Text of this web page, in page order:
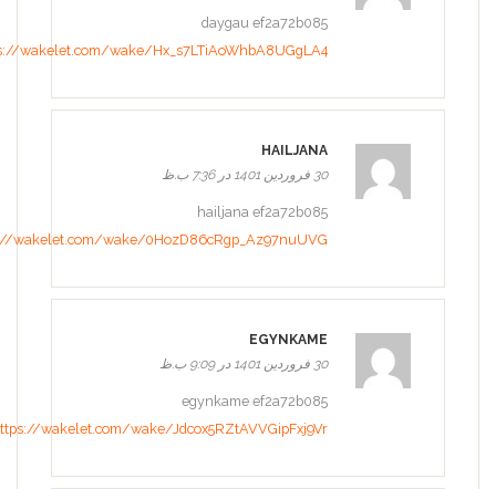
daygau ef2a72b085
wakelet.com/wake/Hx_s7LTiAoWhbA8UGgLA4
HAILJANA
30 فروردین 1401 در 7:36 ب.ظ
hailjana ef2a72b085
wakelet.com/wake/0HozD86cRgp_Az97nuUVG
EGYNKAME
30 فروردین 1401 در 9:09 ب.ظ
egynkame ef2a72b085
wakelet.com/wake/Jdcox5RZtAVVGipFxj9Vr